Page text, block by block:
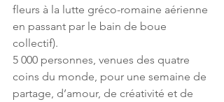
fleurs à la lutte gréco-romaine aérienne
en passant par le bain de boue
collectif).
5 000 personnes, venues des quatre
coins du monde, pour une semaine de
partage, d’amour, de créativité et de